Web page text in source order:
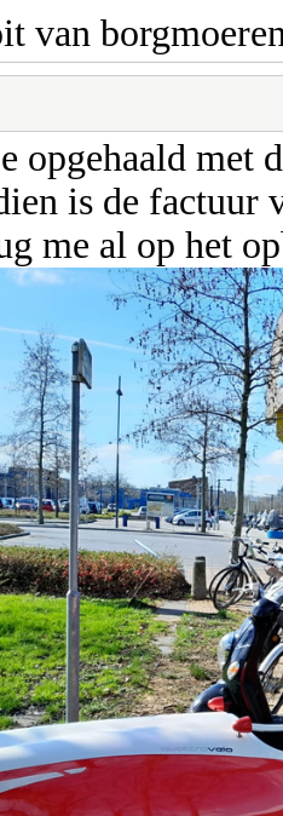
van
opgehaald met
is de factuur
me al op het